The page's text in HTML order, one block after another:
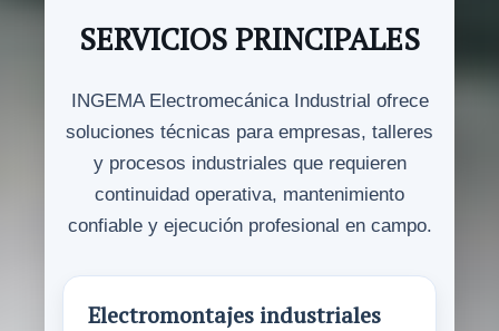
SERVICIOS PRINCIPALES
INGEMA Electromecánica Industrial ofrece
soluciones técnicas para empresas, talleres
y procesos industriales que requieren
continuidad operativa, mantenimiento
confiable y ejecución profesional en campo.
Electromontajes industriales